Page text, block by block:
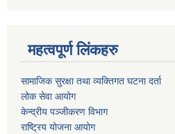
महत्वपूर्ण लिंकहरु
सामाजिक सुरक्षा तथा व्यक्तिगत घटना दर्ता
लोक सेवा आयोग
केन्द्रीय पञ्जीकरण विभाग
राष्ट्रिय योजना आयोग